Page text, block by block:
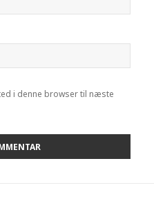
i denne browser til næste